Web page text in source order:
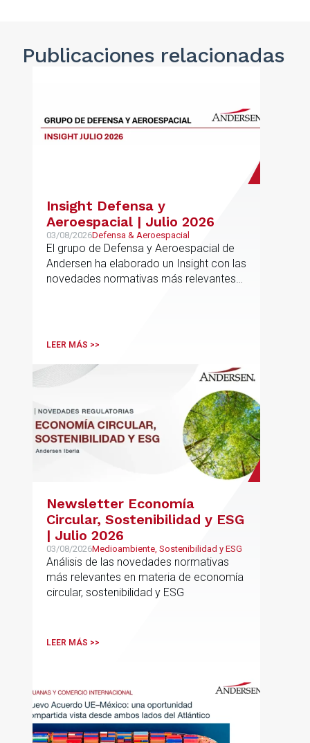
Publicaciones relacionadas
Insight Defensa y
Aeroespacial | Julio 2026
03/08/2026Defensa & Aeroespacial
El grupo de Defensa y Aeroespacial de
Andersen ha elaborado un Insight con las
novedades normativas más relevantes
LEER MÁS >>
Newsletter Economía
Circular, Sostenibilidad y ESG
| Julio 2026
03/08/2026Medioambiente, Sostenibilidad y ESG
Análisis de las novedades normativas
más relevantes en materia de economía
circular, sostenibilidad y ESG
LEER MÁS >>